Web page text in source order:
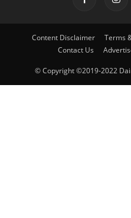
Content Disclaimer Terms
Contact Us
© Copyright ©2019-2022